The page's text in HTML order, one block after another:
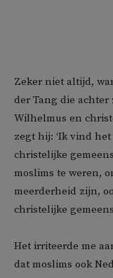
Zeker niet altijd,
der Tang die
Wilhelmus en
zegt hij: ‘Ik vind
christelijke
moslims te weren,
meerderheid zijn,
christelijke
Het irriteerde me
dat moslims ook